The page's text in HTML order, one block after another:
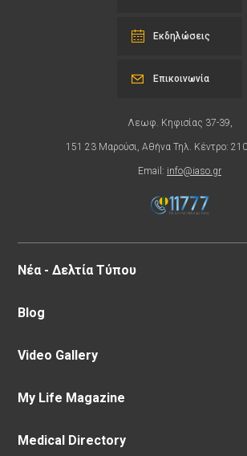
Εκδηλώσεις
Λεωφ. Κηφισίας 37-39,
151 23 Μαρούσι, Αθήνα Τηλ. Κέντρο:
Email: info@iaso.gr
Επικοινωνία
Νέα - Δελτία Τύπου
Blog
Video Gallery
My Life Magazine
Medical Directory